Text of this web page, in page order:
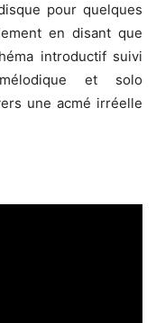
pour quelques
en disant que
introductif suivi
et solo
une acmé irréelle